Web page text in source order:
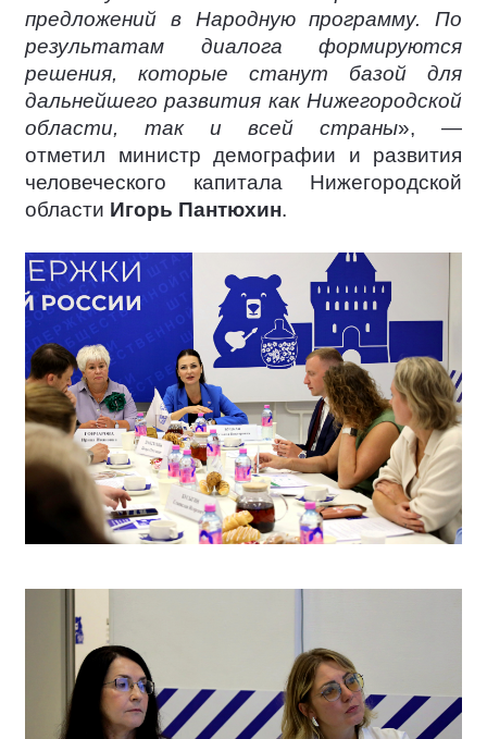
предложений в Народную программу. По
результатам диалога формируются
решения, которые станут базой для
дальнейшего развития как Нижегородской
области, так и всей страны», —
отметил министр демографии и развития
человеческого капитала Нижегородской
области Игорь Пантюхин.